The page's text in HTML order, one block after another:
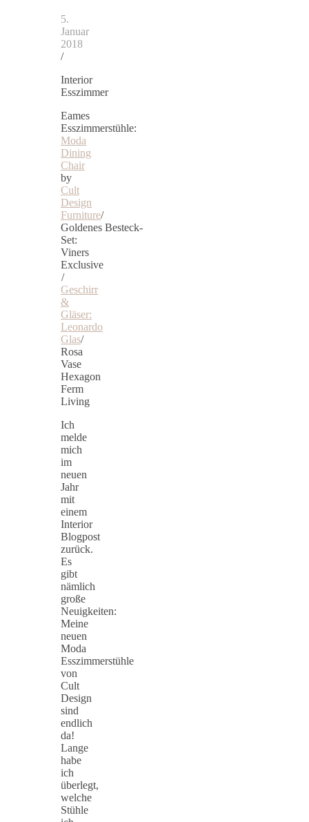
5.
Januar
2018
/
Interior
Esszimmer
Eames
Esszimmerstühle:
Moda
Dining
Chair
by
Cult
Design
Furniture/
Goldenes Besteck-
Set:
Viners
Exclusive
/
Geschirr
&
Gläser:
Leonardo
Glas/
Rosa
Vase
Hexagon
Ferm
Living
Ich
melde
mich
im
neuen
Jahr
mit
einem
Interior
Blogpost
zurück.
Es
gibt
nämlich
große
Neuigkeiten:
Meine
neuen
Moda
Esszimmerstühle
von
Cult
Design
sind
endlich
da!
Lange
habe
ich
überlegt,
welche
Stühle